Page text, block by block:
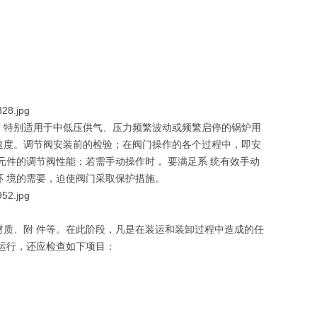
别适用于中低压供气、压力频繁波动或频繁启停的锅炉用
。调节阀安装前的检验；在阀门操作的各个过程中，即安
的调节阀性能；若需手动操作时， 要满足系 统有效手动
的需要，迫使阀门采取保护措施。
、附 件等。在此阶段，凡是在装运和装卸过程中造成的任
，还应检查如下项目：